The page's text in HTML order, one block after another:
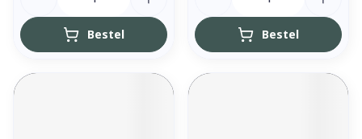
Bestel Bestel